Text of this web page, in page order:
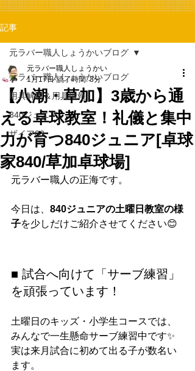
記事
元ラバー職人しょうかいブログ
用具解説＆用具情報
840ジュニア
ザイア03
元ラバー職人しょうかいブログ
【八潮・草加】3歳から通
える卓球教室！礼儀と集中
力が育つ840ジュニア[卓球
家840/草加卓球場]
元ラバー職人しょうかい
1月17日 読了時間: 3分
元ラバー職人の正海です。
今日は、 840ジュニアの土曜日教室の様
子を少しだけご紹介させてください😊
■ 試合へ向けて「サーブ練習」
を頑張っています！
土曜日のキッズ・小学生コースでは、
みんなで一生懸命サーブ練習中です✨
実は来月試合に初めて出る子が数名い
ます。